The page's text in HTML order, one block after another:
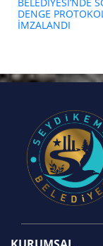
BELEDİYESİ’NDE
DENGE
İMZALANDI